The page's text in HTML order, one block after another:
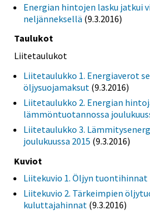
Energian hintojen lasku jatkui
neljänneksellä (9.3.2016)
Taulukot
Liitetaulukot
Liitetaulukko 1. Energiaverot
öljysuojamaksut (9.3.2016)
Liitetaulukko 2. Energian
lämmöntuotannossa
Liitetaulukko 3.
joulukuussa 2015 (9.3.2016)
Kuviot
Liitekuvio 1. Öljyn tuontihinnat
Liitekuvio 2. Tärkeimpien
kuluttajahinnat (9.3.2016)